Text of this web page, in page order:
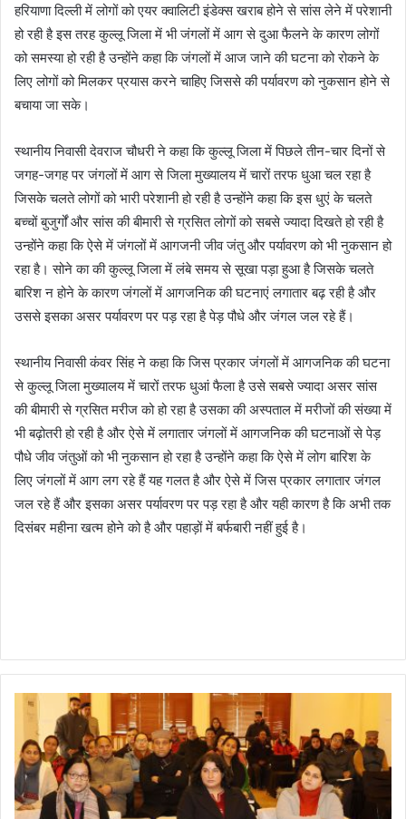
हरियाणा दिल्ली में लोगों को एयर क्वालिटी इंडेक्स खराब होने से सांस लेने में परेशानी
हो रही है इस तरह कुल्लू जिला में भी जंगलों में आग से दुआ फैलने के कारण लोगों
को समस्या हो रही है उन्होंने कहा कि जंगलों में आज जाने की घटना को रोकने के
लिए लोगों को मिलकर प्रयास करने चाहिए जिससे की पर्यावरण को नुकसान होने से
बचाया जा सके।
स्थानीय निवासी देवराज चौधरी ने कहा कि कुल्लू जिला में पिछले तीन-चार दिनों से
जगह-जगह पर जंगलों में आग से जिला मुख्यालय में चारों तरफ धुआ चल रहा है
जिसके चलते लोगों को भारी परेशानी हो रही है उन्होंने कहा कि इस धुएं के चलते
बच्चों बुजुर्गों और सांस की बीमारी से ग्रसित लोगों को सबसे ज्यादा दिखते हो रही है
उन्होंने कहा कि ऐसे में जंगलों में आगजनी जीव जंतु और पर्यावरण को भी नुकसान हो
रहा है। सोने का की कुल्लू जिला में लंबे समय से सूखा पड़ा हुआ है जिसके चलते
बारिश न होने के कारण जंगलों में आगजनिक की घटनाएं लगातार बढ़ रही है और
उससे इसका असर पर्यावरण पर पड़ रहा है पेड़ पौधे और जंगल जल रहे हैं।
स्थानीय निवासी कंवर सिंह ने कहा कि जिस प्रकार जंगलों में आगजनिक की घटना
से कुल्लू जिला मुख्यालय में चारों तरफ धुआं फैला है उसे सबसे ज्यादा असर सांस
की बीमारी से ग्रसित मरीज को हो रहा है उसका की अस्पताल में मरीजों की संख्या में
भी बढ़ोतरी हो रही है और ऐसे में लगातार जंगलों में आगजनिक की घटनाओं से पेड़
पौधे जीव जंतुओं को भी नुकसान हो रहा है उन्होंने कहा कि ऐसे में लोग बारिश के
लिए जंगलों में आग लग रहे हैं यह गलत है और ऐसे में जिस प्रकार लगातार जंगल
जल रहे हैं और इसका असर पर्यावरण पर पड़ रहा है और यही कारण है कि अभी तक
दिसंबर महीना खत्म होने को है और पहाड़ों में बर्फबारी नहीं हुई है।